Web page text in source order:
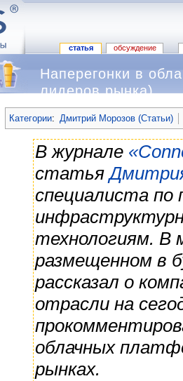
статья обсуждение
Наперегонки в
лидеров рынка)
Категории: Дмитрий Морозов (Статьи)
В журнале
статья
специалиста по
технологиям. В
размещенном в
рассказал о
отрасли на
облачных
рынках.